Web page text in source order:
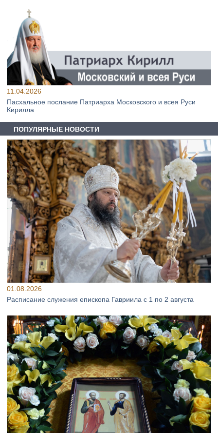
11.04.2026
Пасхальное послание Патриарха Московского и всея Руси
Кирилла
ПОПУЛЯРНЫЕ НОВОСТИ
01.08.2026
Расписание служения епископа Гавриила с 1 по 2 августа